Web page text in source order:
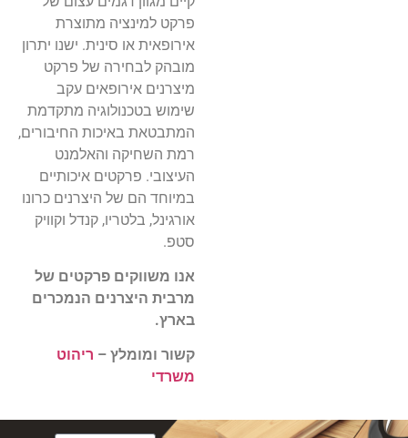
פרקט למינציה מתוצרת
אירופאית או סינית. ישנו יתרון
מובהק לבחירה של פרקט
מיצרנים אירופאים עקב
שימוש בטכנולוגיה מתקדמת
המתבטאת באיכות החיבורים,
רמת השחיקה והאלמנט
העיצובי. פרקטים איכותיים
במיוחד הם של היצרנים כרונו
אורגינל, בלטריו, קנדל וקוויק
סטפ.
אנו משווקים פרקטים של
מרבית היצרנים הנמכרים
בארץ.
קשור ומומלץ – ריהוט
משרדי